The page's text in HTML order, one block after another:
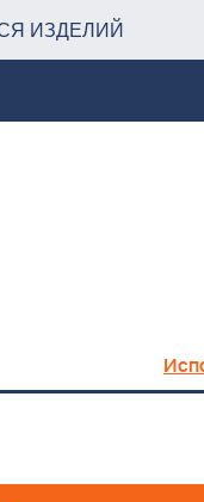
ИЗДЕЛИЙ